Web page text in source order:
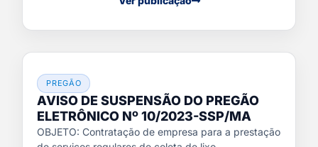
PREGÃO
AVISO DE SUSPENSÃO DO PREGÃO
ELETRÔNICO Nº 10/2023-SSP/MA
OBJETO: Contratação de empresa para a prestação